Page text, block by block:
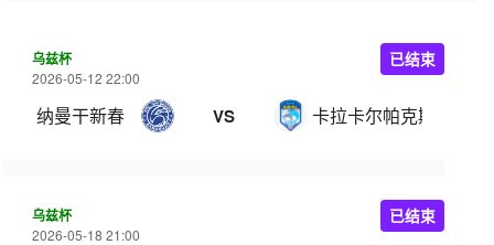
乌兹杯
2026-05-12 22:00
纳曼干新春 VS 卡拉卡尔帕克斯坦FA
已结束
乌兹杯
2026-05-18 21:00
已结束